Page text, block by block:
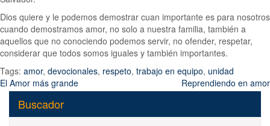
Dios quiere y le podemos demostrar cuan importante es para nosotros
cuando demostramos amor, no solo a nuestra familia, también a
aquellos que no conociendo podemos servir, no ofender, respetar,
considerar que todos somos iguales y también importantes.
Tags: amor, devocionales, respeto, trabajo en equipo, unidad
Post
navigation
El Amor más grande Reprendiendo en amor
Buscador